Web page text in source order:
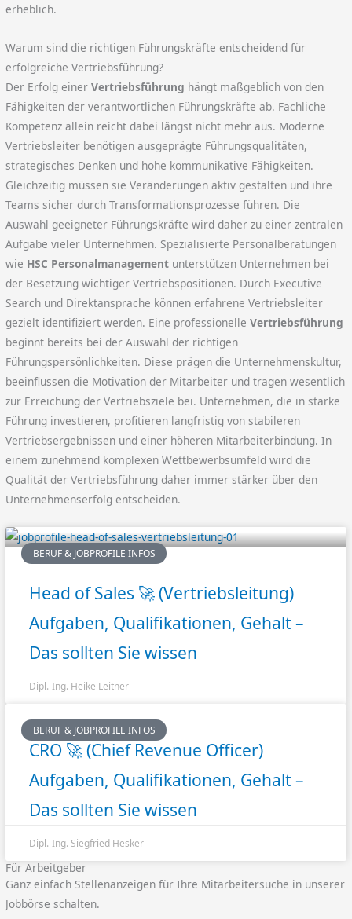
erheblich.
Warum sind die richtigen Führungskräfte entscheidend für
erfolgreiche Vertriebsführung?
Der Erfolg einerVertriebsführung hängt maßgeblich von den
Fähigkeiten der verantwortlichen Führungskräfte ab. Fachliche
Kompetenz allein reicht dabei längst nicht mehr aus. Moderne
Vertriebsleiter benötigen ausgeprägte Führungsqualitäten,
strategisches Denken und hohe kommunikative Fähigkeiten.
Gleichzeitig müssen sie Veränderungen aktiv gestalten und ihre
Teams sicher durch Transformationsprozesse führen. Die
Auswahl geeigneter Führungskräfte wird daher zu einer zentralen
Aufgabe vieler Unternehmen. Spezialisierte Personalberatungen
wie HSC Personalmanagement unterstützen Unternehmen bei
der Besetzung wichtiger Vertriebspositionen. Durch Executive
Search und Direktansprache können erfahrene Vertriebsleiter
gezielt identifiziert werden. Eine professionelleVertriebsführung
beginnt bereits bei der Auswahl der richtigen
Führungspersönlichkeiten. Diese prägen die Unternehmenskultur,
beeinflussen die Motivation der Mitarbeiter und tragen wesentlich
zur Erreichung der Vertriebsziele bei. Unternehmen, die in starke
Führung investieren, profitieren langfristig von stabileren
Vertriebsergebnissen und einer höheren Mitarbeiterbindung. In
einem zunehmend komplexen Wettbewerbsumfeld wird die
Qualität der Vertriebsführung daher immer stärker über den
Unternehmenserfolg entscheiden.
BERUF & JOBPROFILE INFOS
Head of Sales 🚀 (Vertriebsleitung)
Aufgaben, Qualifikationen, Gehalt –
Das sollten Sie wissen
Dipl.-Ing. Heike Leitner
BERUF & JOBPROFILE INFOS
CRO 🚀 (Chief Revenue Officer)
Aufgaben, Qualifikationen, Gehalt –
Das sollten Sie wissen
Dipl.-Ing. Siegfried Hesker
Für Arbeitgeber
Ganz einfach Stellenanzeigen für Ihre Mitarbeitersuche in unserer
Jobbörse schalten.